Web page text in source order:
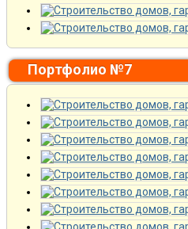
Портфолио №7